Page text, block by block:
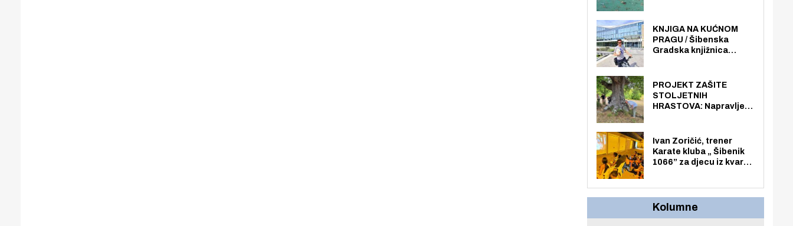
općoj upotrebi. Pristup
je slobodan i besplatan
za sve građane i
KNJIGA NA KUĆNOM
PRAGU / Šibenska
Gradska knjižnica
knjiga na kućnu adresu
električnim biciklom.
PROJEKT ZAŠITE
STOLJETNIH
HRASTOVA: Napravljen
Zmajevac
Ivan Zoričić, trener
Karate kluba „ Šibenik
1066” za djecu iz kvarta
organizirao dječje
Kolumne